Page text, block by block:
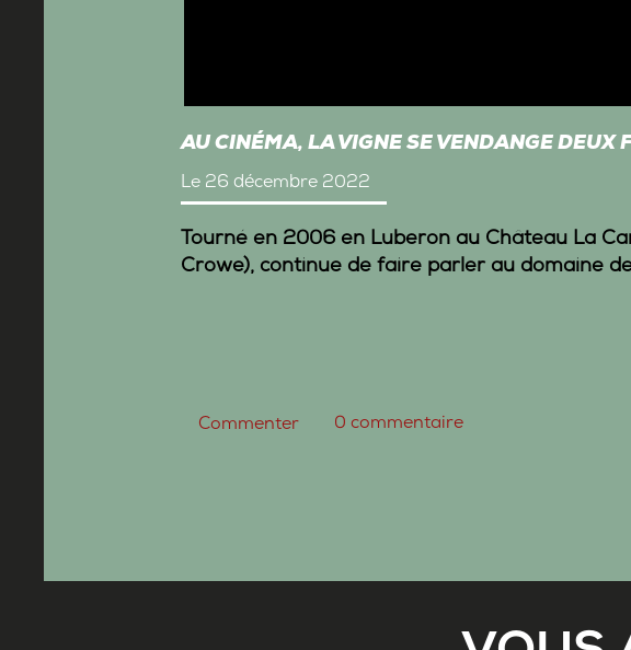
AU CINÉMA, LA VIGNE SE VENDANGE DEUX
Le 26 décembre 2022
Tourné en 2006 en Luberon au Château La
Crowe), continue de faire parler au domaine
0 commentaire
Commenter